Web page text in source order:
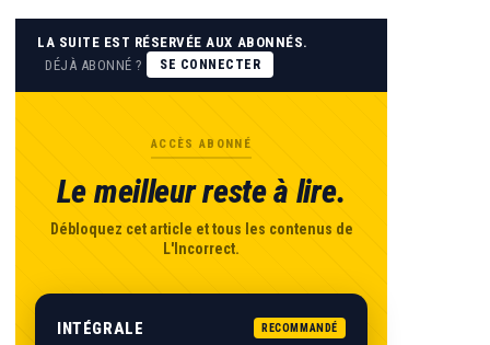
LA SUITE EST RÉSERVÉE AUX ABONNÉS.
DÉJÀ ABONNÉ ?
SE CONNECTER
ACCÈS ABONNÉ
Le meilleur reste à lire.
Débloquez cet article et tous les contenus de
L'Incorrect.
INTÉGRALE RECOMMANDÉ